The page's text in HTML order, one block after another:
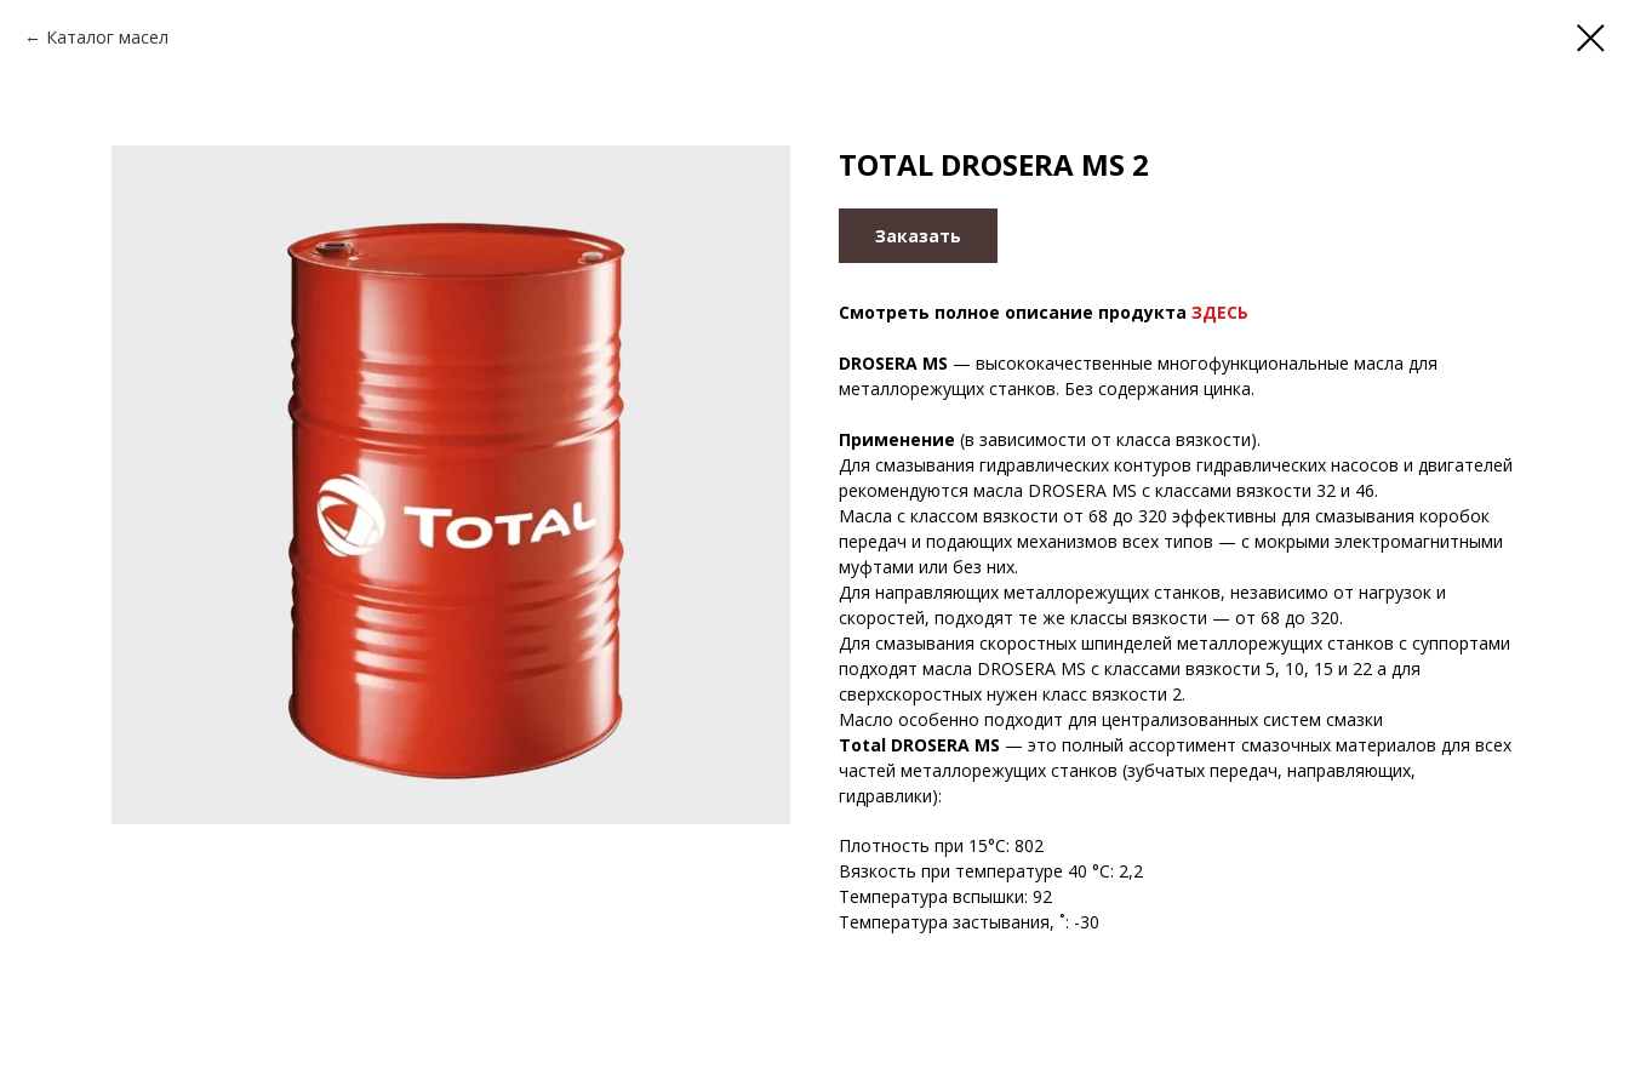
Каталог масел
TOTAL DROSERA MS 2
Заказать
Смотреть полное описание продукта ЗДЕСЬ
DROSERA MS — высококачественные многофункциональные масла для
металлорежущих станков. Без содержания цинка.
Применение (в зависимости от класса вязкости).
Для смазывания гидравлических контуров гидравлических насосов и двигателей
рекомендуются масла DROSERA MS с классами вязкости 32 и 46.
Масла с классом вязкости от 68 до 320 эффективны для смазывания коробок
передач и подающих механизмов всех типов — с мокрыми электромагнитными
муфтами или без них.
Для направляющих металлорежущих станков, независимо от нагрузок и
скоростей, подходят те же классы вязкости — от 68 до 320.
Для смазывания скоростных шпинделей металлорежущих станков с суппортами
подходят масла DROSERA MS с классами вязкости 5, 10, 15 и 22 а для
сверхскоростных нужен класс вязкости 2.
Масло особенно подходит для централизованных систем смазки
Total DROSERA MS — это полный ассортимент смазочных материалов для всех
частей металлорежущих станков (зубчатых передач, направляющих,
гидравлики):
Плотность при 15°C: 802
Вязкость при температуре 40 °С: 2,2
Температура вспышки: 92
Температура застывания, ˚: -30